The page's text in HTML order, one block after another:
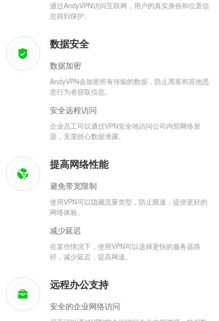
通过AndyVPN访问互联网，用户的真实身份和位置信
息得到保护。
数据安全
数据加密
AndyVPN会加密所有传输的数据，防止黑客和其他恶
意行为者窃取信息。
安全远程访问
企业员工可以通过VPN安全地访问公司内部网络资
源，无需担心数据泄露。
提高网络性能
避免带宽限制
使用VPN可以隐藏流量类型，防止限速，提供更好的
网络体验。
减少延迟
在某些情况下，使用VPN可以选择更快的服务器路
径，减少延迟，提高网速。
远程办公支持
安全的企业网络访问